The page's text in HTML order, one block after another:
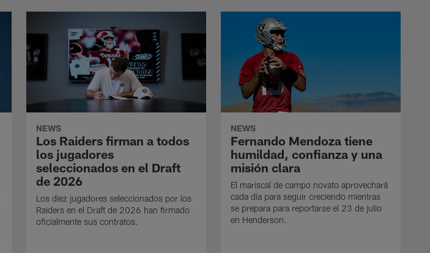
NEWS
Los Raiders firman a todos
los jugadores
seleccionados en el Draft
de 2026
Los diez jugadores seleccionados por los
Raiders en el Draft de 2026 han firmado
oficialmente sus contratos.
NEWS
Fernando Mendoza tiene
humildad, confianza y una
misión clara
El mariscal de campo novato aprovechará
cada día para seguir creciendo mientras
se prepara para reportarse el 23 de julio
en Henderson.